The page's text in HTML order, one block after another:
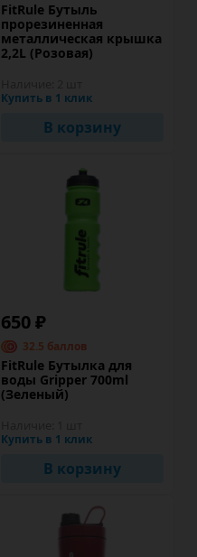
FitRule Бутыль
прорезиненная
металлическая крышка
2,2L (Розовая)
Купить в 1 клик
В корзину
650 ₽
32.5 баллов
FitRule Бутылка для
воды Gripper 700ml
(Зеленый)
Купить в 1 клик
В корзину